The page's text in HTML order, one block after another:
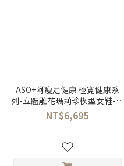
ASO+阿瘦足健康 極寬健康系
列-立體雕花瑪莉珍楔型女鞋-藕
粉
NT$6,695